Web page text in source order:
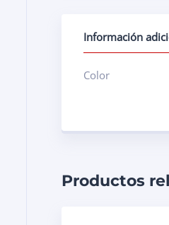
Información
Color
Productos